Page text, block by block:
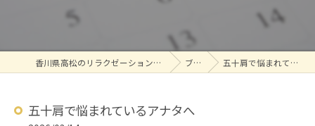
香川県高松のリラクゼーションならたにもと助健堂 ブログ 五十肩で悩まれているアナタへ
五十肩で悩まれているアナタへ